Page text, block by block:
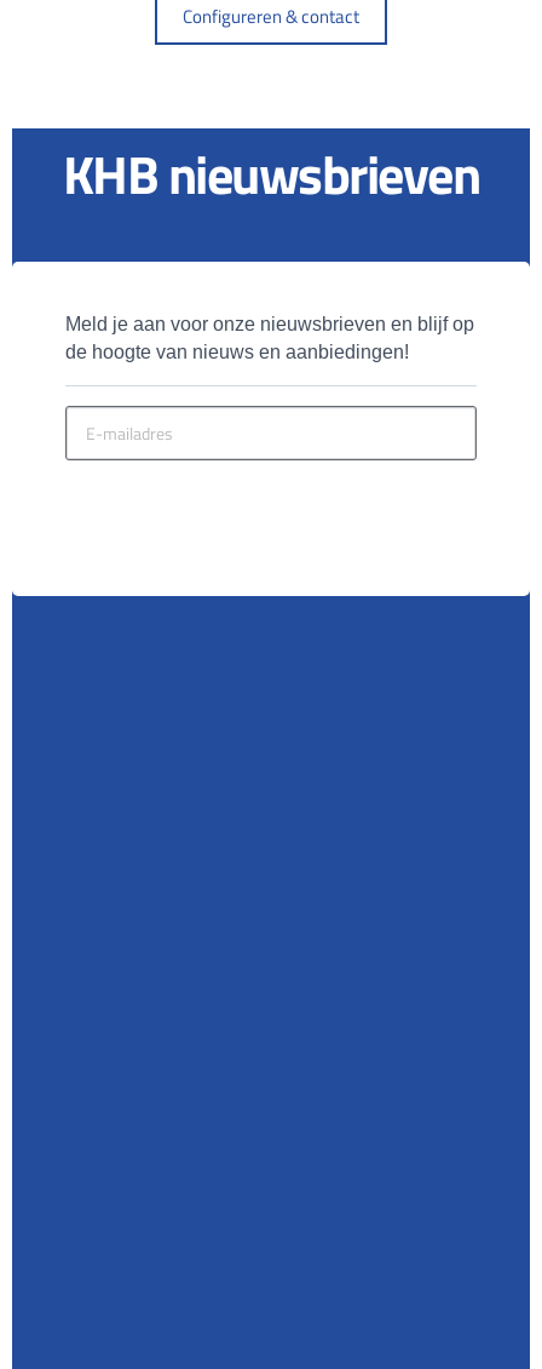
Configureren & contact
KHB nieuwsbrieven
Meld je aan voor onze nieuwsbrieven en blijf op
de hoogte van nieuws en aanbiedingen!